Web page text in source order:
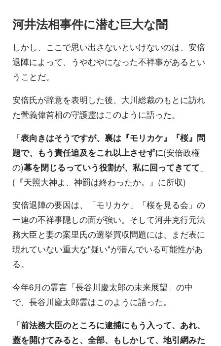
河井法相事件に潜む巨大な闇
しかし、ここで思い出さないといけないのは、安倍
退陣によって、うやむやになった不祥事があるとい
うことだ。
安倍氏が辞意を表明した後、大川総裁のもとに訪れ
た菅義偉首相の守護霊はこのように語った。
「表向きはそうですが、裏は『モリカケ』『桜』問
題で、もう責任追及をこれ以上させずに(安倍政権
の)幕を閉じるっていう役割が、私に回ってきてて 」
(『天照大神よ、神罰は終わったか。』に所収)
安倍退陣の要因は、「モリカケ」「桜を見る会」の
一連の不祥事隠しの面が強い。そして河井克行元法
務大臣と妻の案里氏の選挙買収問題には、まだ表に
現れていない重大な"疑い"が潜んでいる可能性があ
る。
今年6月の霊言「長谷川慶太郎の未来展望」の中
で、長谷川慶太郎霊はこのように語った。
「前法務大臣のところに逮捕にもう入って、あれ、
蓋を開けてみると、全部、もしかして、地引網みた